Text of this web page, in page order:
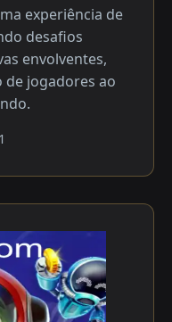
experiência de
desafios
envolventes,
de jogadores ao